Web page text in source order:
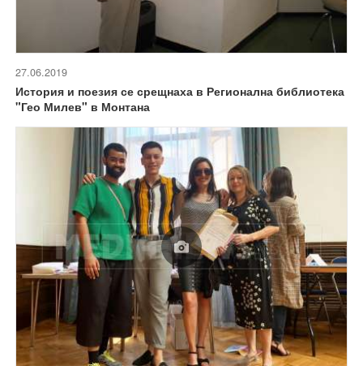
27.06.2019
История и поезия се срещнаха в Регионална библиотека
"Гео Милев" в Монтана